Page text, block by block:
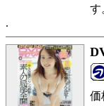
す
価